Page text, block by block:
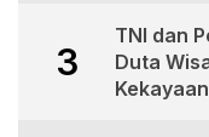
3
TNI dan
Duta